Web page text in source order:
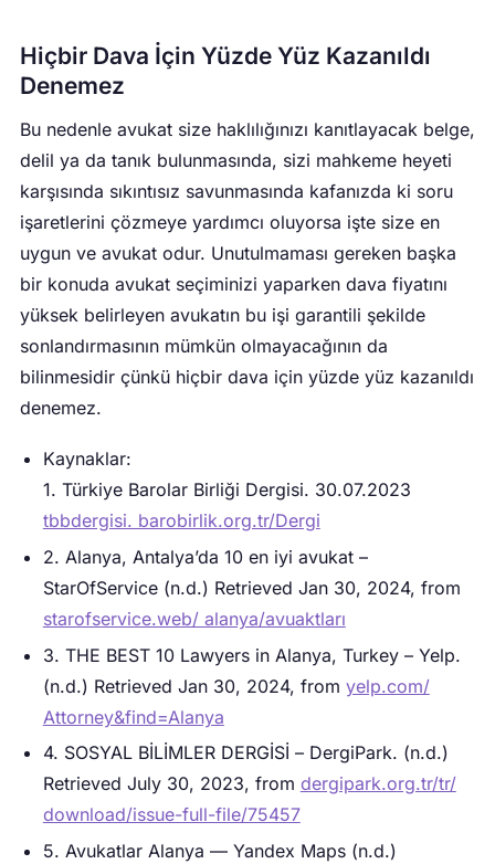
Hiçbir Dava İçin Yüzde Yüz Kazanıldı
Denemez
Bu nedenle avukat size haklılığınızı kanıtlayacak belge,
delil ya da tanık bulunmasında, sizi mahkeme heyeti
karşısında sıkıntısız savunmasında kafanızda ki soru
işaretlerini çözmeye yardımcı oluyorsa işte size en
uygun ve avukat odur. Unutulmaması gereken başka
bir konuda avukat seçiminizi yaparken dava fiyatını
yüksek belirleyen avukatın bu işi garantili şekilde
sonlandırmasının mümkün olmayacağının da
bilinmesidir çünkü hiçbir dava için yüzde yüz kazanıldı
denemez.
Kaynaklar:
1. Türkiye Barolar Birliği Dergisi. 30.07.2023
tbbdergisi. barobirlik.org.tr/Dergi
2. Alanya, Antalya’da 10 en iyi avukat –
StarOfService (n.d.) Retrieved Jan 30, 2024, from
starofservice.web/ alanya/avuaktları
3. THE BEST 10 Lawyers in Alanya, Turkey – Yelp.
(n.d.) Retrieved Jan 30, 2024, from yelp.com/
Attorney&find=Alanya
4. SOSYAL BİLİMLER DERGİSİ – DergiPark. (n.d.)
Retrieved July 30, 2023, from dergipark.org.tr/tr/
download/issue-full-file/75457
5. Avukatlar Alanya — Yandex Maps (n.d.)